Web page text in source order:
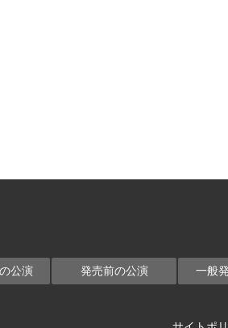
公演 発売前の公演 一般